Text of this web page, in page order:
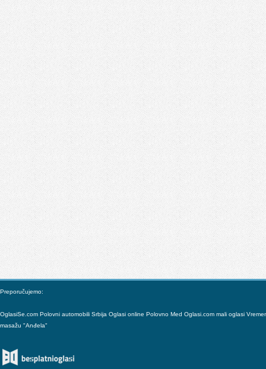
Preporučujemo:
OglasiSe.com Polovni automobili Srbija Oglasi online Polovno Med Oglasi.com mali oglasi
masažu "Anđela"